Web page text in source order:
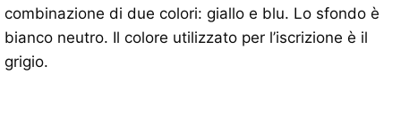
combinazione di due colori: giallo e blu. Lo sfondo è
bianco neutro. Il colore utilizzato per l’iscrizione è il
grigio.